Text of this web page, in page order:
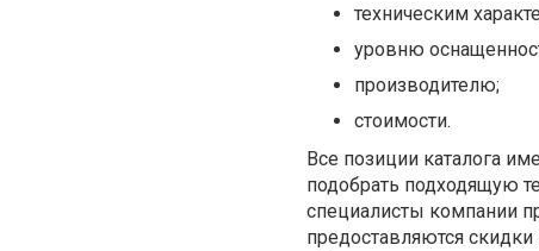
техническим
уровню
производителю;
стоимости.
Все позиции каталога
подобрать подходящую
специалисты компании
предоставляются